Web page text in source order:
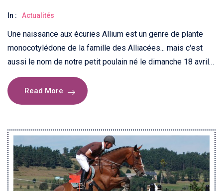
In : Actualités
Une naissance aux écuries Allium est un genre de plante
monocotylédone de la famille des Alliacées... mais c'est
aussi le nom de notre petit poulain né le dimanche 18 avril…
Read More